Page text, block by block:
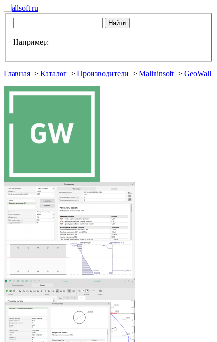
Например:
Главная > Каталог > Производители > Malininsoft > GeoWall